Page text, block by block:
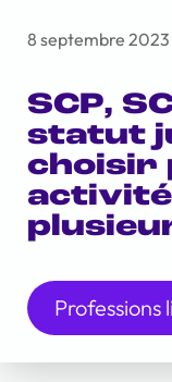
8 septembre 2023
SCP,
statut
choisir
Professions